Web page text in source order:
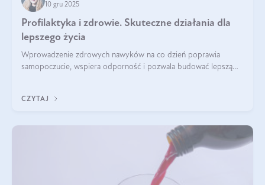
10 gru 2025
Profilaktyka i zdrowie. Skuteczne działania dla
lepszego życia
Wprowadzenie zdrowych nawyków na co dzień poprawia
samopoczucie, wspiera odporność i pozwala budować lepszą
CZYTAJ